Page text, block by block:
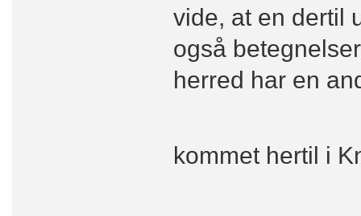
vide, at en dertil
også
herred har en
kommet hertil i